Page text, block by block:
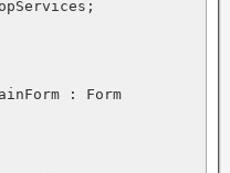
: Form